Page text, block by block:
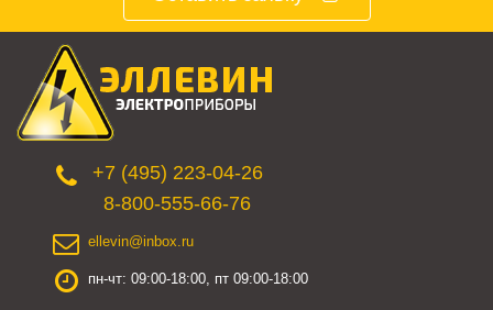
+7 (495) 223-04-26
8-800-555-66-76
ellevin@inbox.ru
пн-чт: 09:00-18:00, пт 09:00-18:00